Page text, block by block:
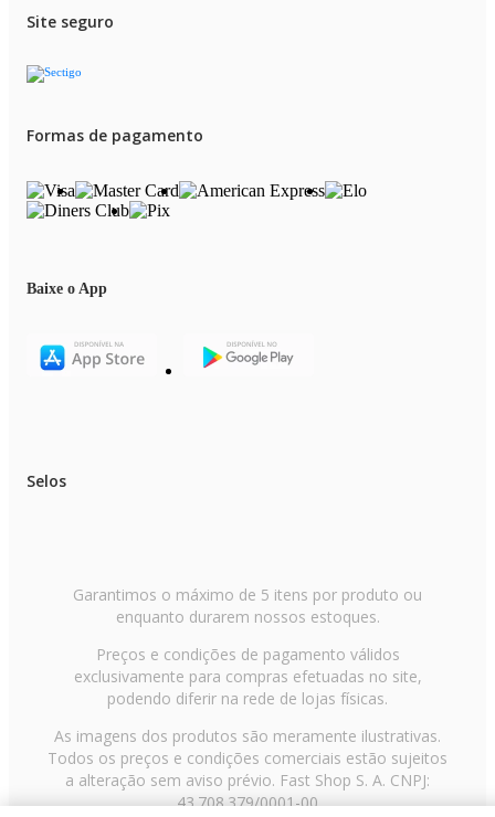
Site seguro
Formas de pagamento
Baixe o App
Selos
Garantimos o máximo de 5 itens por produto ou
enquanto durarem nossos estoques.
Preços e condições de pagamento válidos
exclusivamente para compras efetuadas no site,
podendo diferir na rede de lojas físicas.
As imagens dos produtos são meramente ilustrativas.
Todos os preços e condições comerciais estão sujeitos
a alteração sem aviso prévio. Fast Shop S. A. CNPJ:
43.708.379/0001-00